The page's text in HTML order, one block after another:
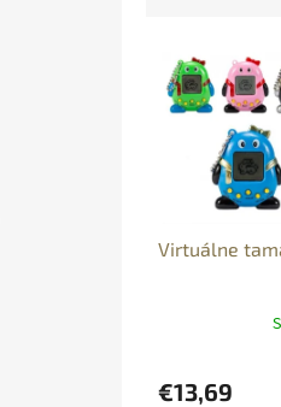
Virtuálne
€13,69